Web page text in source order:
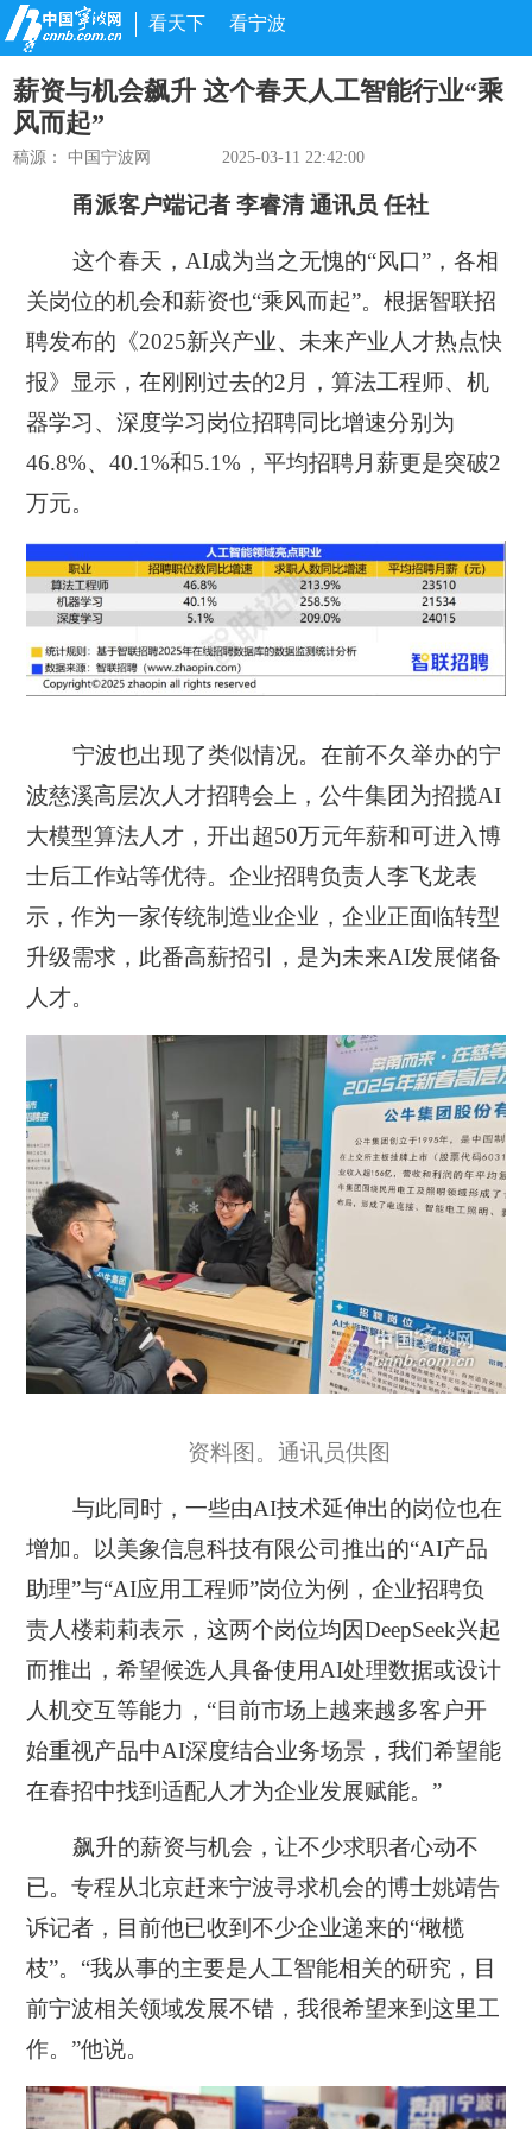
看天下 看宁波
薪资与机会飙升 这个春天人工智能行业“乘
风而起”
稿源： 中国宁波网 2025-03-11 22:42:00
甬派客户端记者 李睿清 通讯员 任社
这个春天，AI成为当之无愧的“风口”，各相
关岗位的机会和薪资也“乘风而起”。根据智联招
聘发布的《2025新兴产业、未来产业人才热点快
报》显示，在刚刚过去的2月，算法工程师、机
器学习、深度学习岗位招聘同比增速分别为
46.8%、40.1%和5.1%，平均招聘月薪更是突破2
万元。
宁波也出现了类似情况。在前不久举办的宁
波慈溪高层次人才招聘会上，公牛集团为招揽AI
大模型算法人才，开出超50万元年薪和可进入博
士后工作站等优待。企业招聘负责人李飞龙表
示，作为一家传统制造业企业，企业正面临转型
升级需求，此番高薪招引，是为未来AI发展储备
人才。
资料图。通讯员供图
与此同时，一些由AI技术延伸出的岗位也在
增加。以美象信息科技有限公司推出的“AI产品
助理”与“AI应用工程师”岗位为例，企业招聘负
责人楼莉莉表示，这两个岗位均因DeepSeek兴起
而推出，希望候选人具备使用AI处理数据或设计
人机交互等能力，“目前市场上越来越多客户开
始重视产品中AI深度结合业务场景，我们希望能
在春招中找到适配人才为企业发展赋能。”
飙升的薪资与机会，让不少求职者心动不
已。专程从北京赶来宁波寻求机会的博士姚靖告
诉记者，目前他已收到不少企业递来的“橄榄
枝”。“我从事的主要是人工智能相关的研究，目
前宁波相关领域发展不错，我很希望来到这里工
作。”他说。